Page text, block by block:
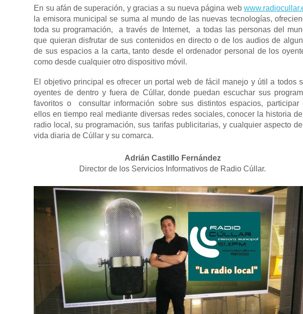
En su afán de superación, y gracias a su nueva página web
la emisora municipal se suma al mundo de las nuevas tecnologías,
toda su programación, a través de Internet, a todas las personas del
que quieran disfrutar de sus contenidos en directo o de los audios de
de sus espacios a la carta, tanto desde el ordenador personal de los
como desde cualquier otro dispositivo móvil.
El objetivo principal es ofrecer un portal web de fácil manejo y útil a todos
oyentes de dentro y fuera de Cúllar, donde puedan escuchar sus
favoritos o consultar información sobre sus distintos espacios, participar
ellos en tiempo real mediante diversas redes sociales, conocer la historia
radio local, su programación, sus tarifas publicitarias, y cualquier aspecto
vida diaria de Cúllar y su comarca.
Adrián Castillo Fernández
Director de los Servicios Informativos de Radio Cúllar.